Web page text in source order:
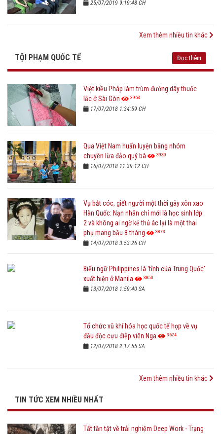
25/07/2019 9:19:48 CH
Xem thêm nhiều tin khác
TỘI PHẠM QUỐC TẾ Đọc thêm
Việt kiều Pháp làm trùm đường dây thuốc
lắc ở Sài Gòn
3963
17/07/2018 1:34:59 CH
Qua Việt Nam huấn luyện băng nhóm
chuyên lừa đảo quý bà
3930
16/07/2018 11:39:12 CH
Vụ bắt cóc, giết người một thời gây xôn xao
Hàn Quốc: Nạn nhân chỉ mới là học sinh lớp
2 và không ai ngờ kẻ thủ ác lại là một thai
phụ mang bầu 8 tháng
3873
14/07/2018 3:53:26 CH
Biểu ngữ Philippines là 'tỉnh của Trung Quốc'
xuất hiện ở Manila
3850
13/07/2018 1:59:40 SA
Tổ chức vũ khí hóa học quốc tế họp về vụ
đầu độc cựu điệp viên Nga
3624
12/07/2018 2:17:55 SA
Xem thêm nhiều tin khác
TIN TỨC XEM NHIỀU NHẤT
Tất tần tật về trải nghiệm Deep Work - Trạng